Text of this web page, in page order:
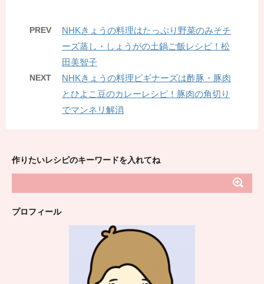
PREV
NHKきょうの料理はたっぷり野菜のみそチ
ーズ蒸し・しょうがの土鍋ご飯レシピ！松
田美智子
NEXT
NHKきょうの料理ビギナーズは酢豚・豚肉
とひよこ豆のカレーレシピ！豚肉の角切り
でマンネリ解消
作りたいレシピのキーワードを入れてね
プロフィール